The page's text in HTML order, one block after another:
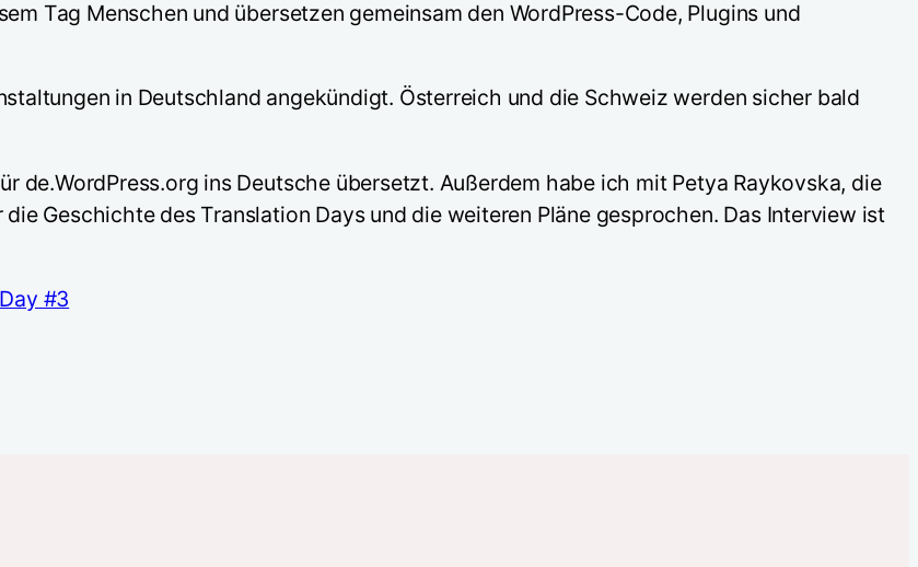
Tag Menschen und übersetzen gemeinsam den WordPress-Code, Plugins und
in Deutschland angekündigt. Österreich und die Schweiz werden sicher bald
de.WordPress.org ins Deutsche übersetzt. Außerdem habe ich mit Petya Raykovska, die
Geschichte des Translation Days und die weiteren Pläne gesprochen. Das Interview ist
#3